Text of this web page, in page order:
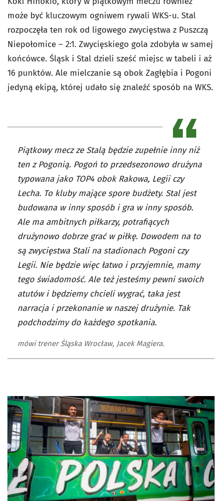
może być kluczowym ogniwem rywali WKS-u. Stal
rozpoczęła ten rok od ligowego zwycięstwa z Puszczą
Niepołomice – 2:1. Zwycięskiego gola zdobyła w samej
końcówce. Śląsk i Stal dzieli sześć miejsc w tabeli i aż
16 punktów. Ale mielczanie są obok Zagłębia i Pogoni
jedyną ekipą, której udało się znaleźć sposób na WKS.
Piątkowy mecz ze Stalą będzie zupełnie inny niż
ten z Pogonią. Pogoń to przedsezonowo drużyna
typowana jako TOP4 obok Rakowa, Legii czy
Lecha. To kluby mające spore budżety. Stal jest
budowana w inny sposób i gra w inny sposób.
Ale ma ambitnych piłkarzy, potrafiących
drużynowo dobrze grać w piłkę. Dowodem na to
są zwycięstwa Stali na stadionach Pogoni czy
Legii. Nie będzie więc łatwo i przyjemnie, mamy
tego świadomość. Ale też jesteśmy pewni swoich
atutów i będziemy chcieli wygrać, taka jest
narracja i przekonanie w naszej drużynie. Tak
podchodzimy do każdego spotkania.
mówi trener Śląska Wrocław, Jacek Magiera.